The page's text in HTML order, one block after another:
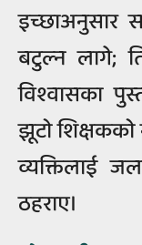
इच्छाअनुसार
बटुल्न लागे;
विश्वासका
झूटो शिक्षकको
व्यक्तिलाई
ठहराए।